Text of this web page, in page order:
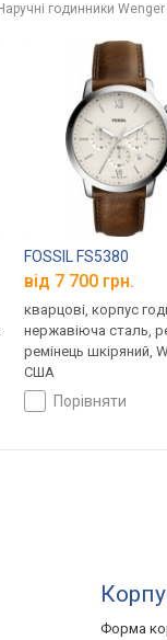
Наручні годинники Wenger
FOSSIL FS5380
від 7 700 грн.
кварцові, корпус
нержавіюча сталь,
ремінець шкіряний,
США
порівняти
Форма